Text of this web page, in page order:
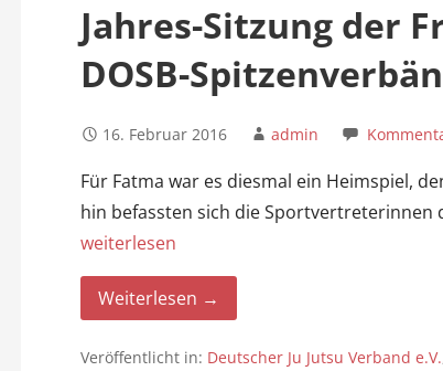
Jahres-Sitzung der
DOSB-
16. Februar 2016 admin
Für Fatma war es diesmal ein Heimspiel,
hin befassten sich die Sportvertreterinnen
weiterlesen
Weiterlesen →
Veröffentlicht in: Deutscher Ju Jutsu Verband e.V.